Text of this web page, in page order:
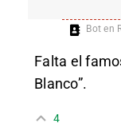
Bot en
Falta el
Blanco”.
4